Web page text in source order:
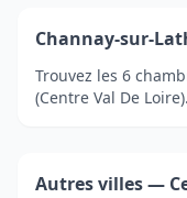
Channay-sur-
Trouvez les 6
(Centre Val De
Autres villes —